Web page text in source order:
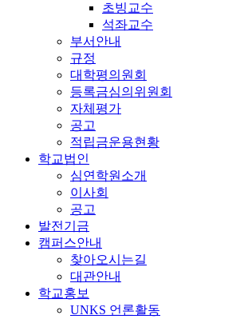
초빙교수
석좌교수
부서안내
규정
대학평의원회
등록금심의위원회
자체평가
공고
적립금운용현황
학교법인
심연학원소개
이사회
공고
발전기금
캠퍼스안내
찾아오시는길
대관안내
학교홍보
UNKS 언론활동